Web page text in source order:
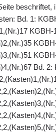
beschriftet,
Bd. 1:
KGBH-
Bd. 2: